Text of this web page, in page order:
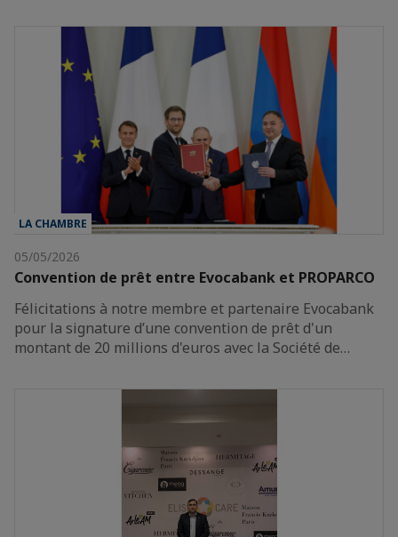
LA CHAMBRE
05/05/2026
Convention de prêt entre Evocabank et PROPARCO
Félicitations à notre membre et partenaire Evocabank
pour la signature d’une convention de prêt d'un
montant de 20 millions d'euros avec la Société de…